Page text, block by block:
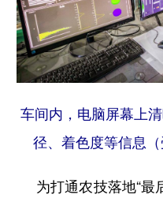
车间内，电脑屏幕上
径、着色度等信息
为打通农技落地“最